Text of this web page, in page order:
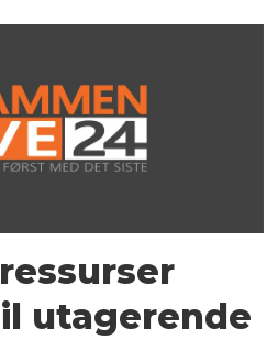
utagerende